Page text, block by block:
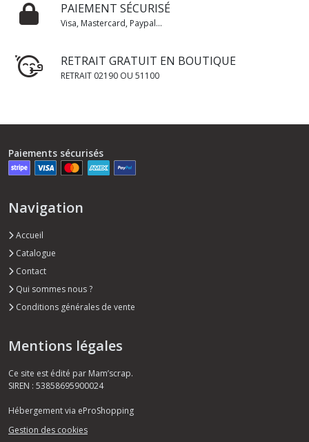
PAIEMENT SÉCURISÉ
Visa, Mastercard, Paypal...
RETRAIT GRATUIT EN BOUTIQUE
RETRAIT 02190 OU 51100
Paiements sécurisés
Navigation
Accueil
Catalogue
Contact
Qui sommes nous ?
Conditions générales de vente
Mentions légales
Ce site est édité par Mam’scrap.
SIREN : 53858695900024
Hébergement via eProShopping
Gestion des cookies